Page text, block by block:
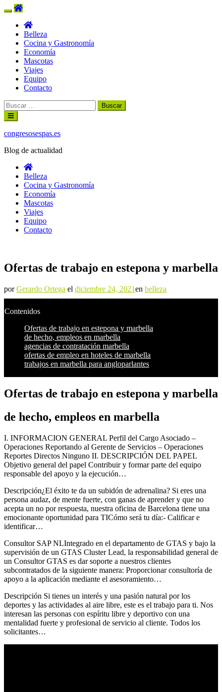
Belleza
Cocina y Gastronomía
Economía
Mascotas
Viajes
Equipo
Contacto
Buscar:
Ir
al
contenido
congresosespas.es
Blog de actualidad
Belleza
Cocina y Gastronomía
Economía
Mascotas
Viajes
Equipo
Contacto
Ofertas de trabajo en estepona y marbella
porGerardo Ortega el diciembre 24, 2021en belleza
Contenidos
Ofertas de trabajo en estepona y marbella
de hecho, empleos en marbella
agencias de contratación marbella
ofertas de empleo en hoteles de marbella
trabajos en marbella para angloparlantes
Ofertas de trabajo en estepona y marbella
de hecho, empleos en marbella
I. INFORMACION GENERAL Perfil del Cargo Asociado –
Operaciones Reportando al Gerente de Servicios – Operaciones
Reportes Directos Ninguno II. DESCRIPCIÓN DEL PAPEL
Objetivo general del papel Contribuir y formar parte del equipo
responsable del apoyo y la ejecución…
Descripción¿El éxito te da un subidón de adrenalina? Si eres una
persona audaz, de mente fuerte, con ganas de aprender y que no
acepta un no por respuesta, nuestra oficina de Barcelona tiene una
emocionante oportunidad para TICómo será tu día:- Calificar e
identificar…
Consultor SAP NLIntegrado en el departamento de GTAS y bajo la
supervisión de un GTAS Cluster Lead, la responsabilidad general de
un Consultor GTAS es dar soporte a nuestros clientes
subcontratados de la siguiente manera: Proporcionar consultoría de
apoyo a la aplicación mediante el asesoramiento…
Descripción Si tienes un interés y una pasión natural por los
deportes y las actividades al aire libre, este es el trabajo para ti. Nos
interesan las personas con espíritu libre y deportivo con una
mentalidad fuerte y profesional de servicio al cliente. Todos los
solicitantes…